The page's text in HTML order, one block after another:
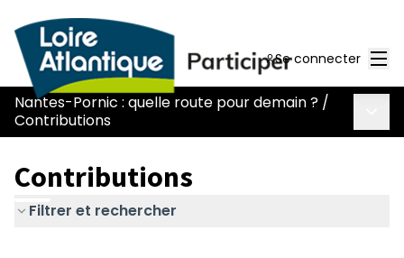
Se connecter
Nantes-Pornic : quelle route pour demain ? /
Contributions
Contributions
Filtrer et rechercher